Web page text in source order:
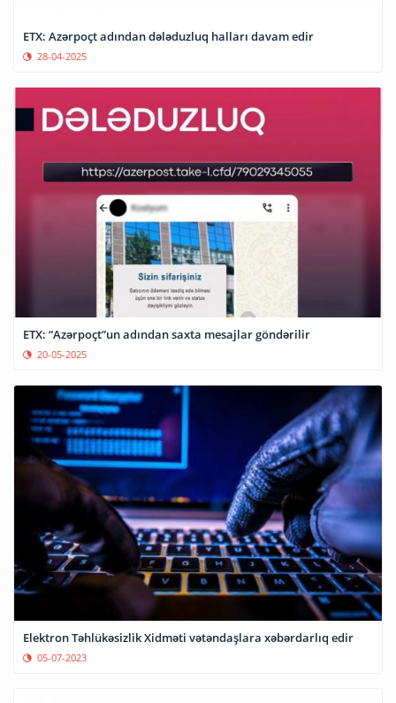
ETX: Azərpoçt adından dələduzluq halları davam edir
28-04-2025
ETX: “Azərpoçt”un adından saxta mesajlar göndərilir
20-05-2025
Elektron Təhlükəsizlik Xidməti vətəndaşlara xəbərdarlıq edir
05-07-2023